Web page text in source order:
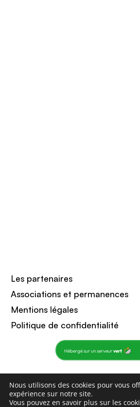
Les partenaires
Associations et permanences
Mentions légales
Politique de confidentialité
Hébergé sur un serveurvert
Copyright 2021 :
Nous utilisons des cookies pour vous
expérience sur notre site.
Vous pouvez en savoir plus sur les